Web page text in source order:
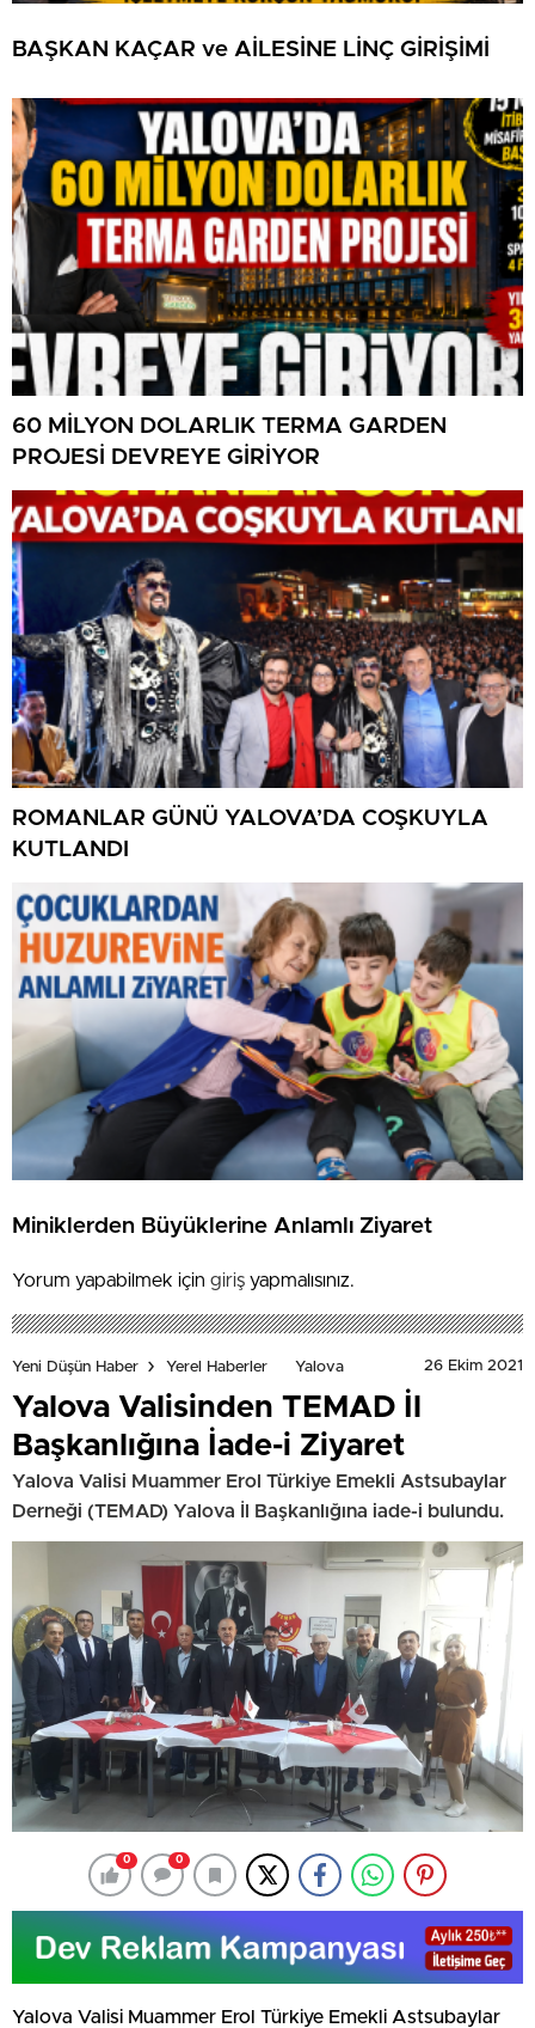
BAŞKAN KAÇAR ve AİLESİNE LİNÇ GİRİŞİMİ
60 MİLYON DOLARLIK TERMA GARDEN
PROJESİ DEVREYE GİRİYOR
ROMANLAR GÜNÜ YALOVA’DA COŞKUYLA
KUTLANDI
Miniklerden Büyüklerine Anlamlı Ziyaret
Yorum yapabilmek için giriş yapmalısınız.
Yeni Düşün Haber Yerel Haberler Yalova 26 Ekim 2021
Yalova Valisinden TEMAD İl
Başkanlığına İade-i Ziyaret
Yalova Valisi Muammer Erol Türkiye Emekli Astsubaylar
Derneği (TEMAD) Yalova İl Başkanlığına iade-i bulundu.
0 0
Yalova Valisi Muammer Erol Türkiye Emekli Astsubaylar